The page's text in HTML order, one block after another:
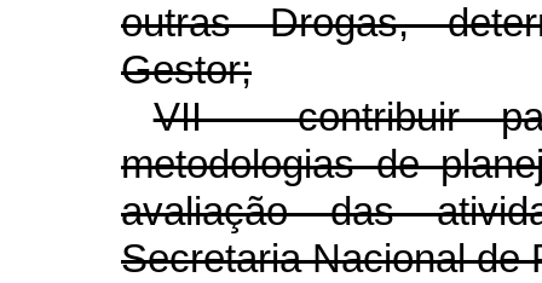
outras Drogas,
Gestor;
VII - contribuir
metodologias de
avaliação das
Secretaria Nacional de